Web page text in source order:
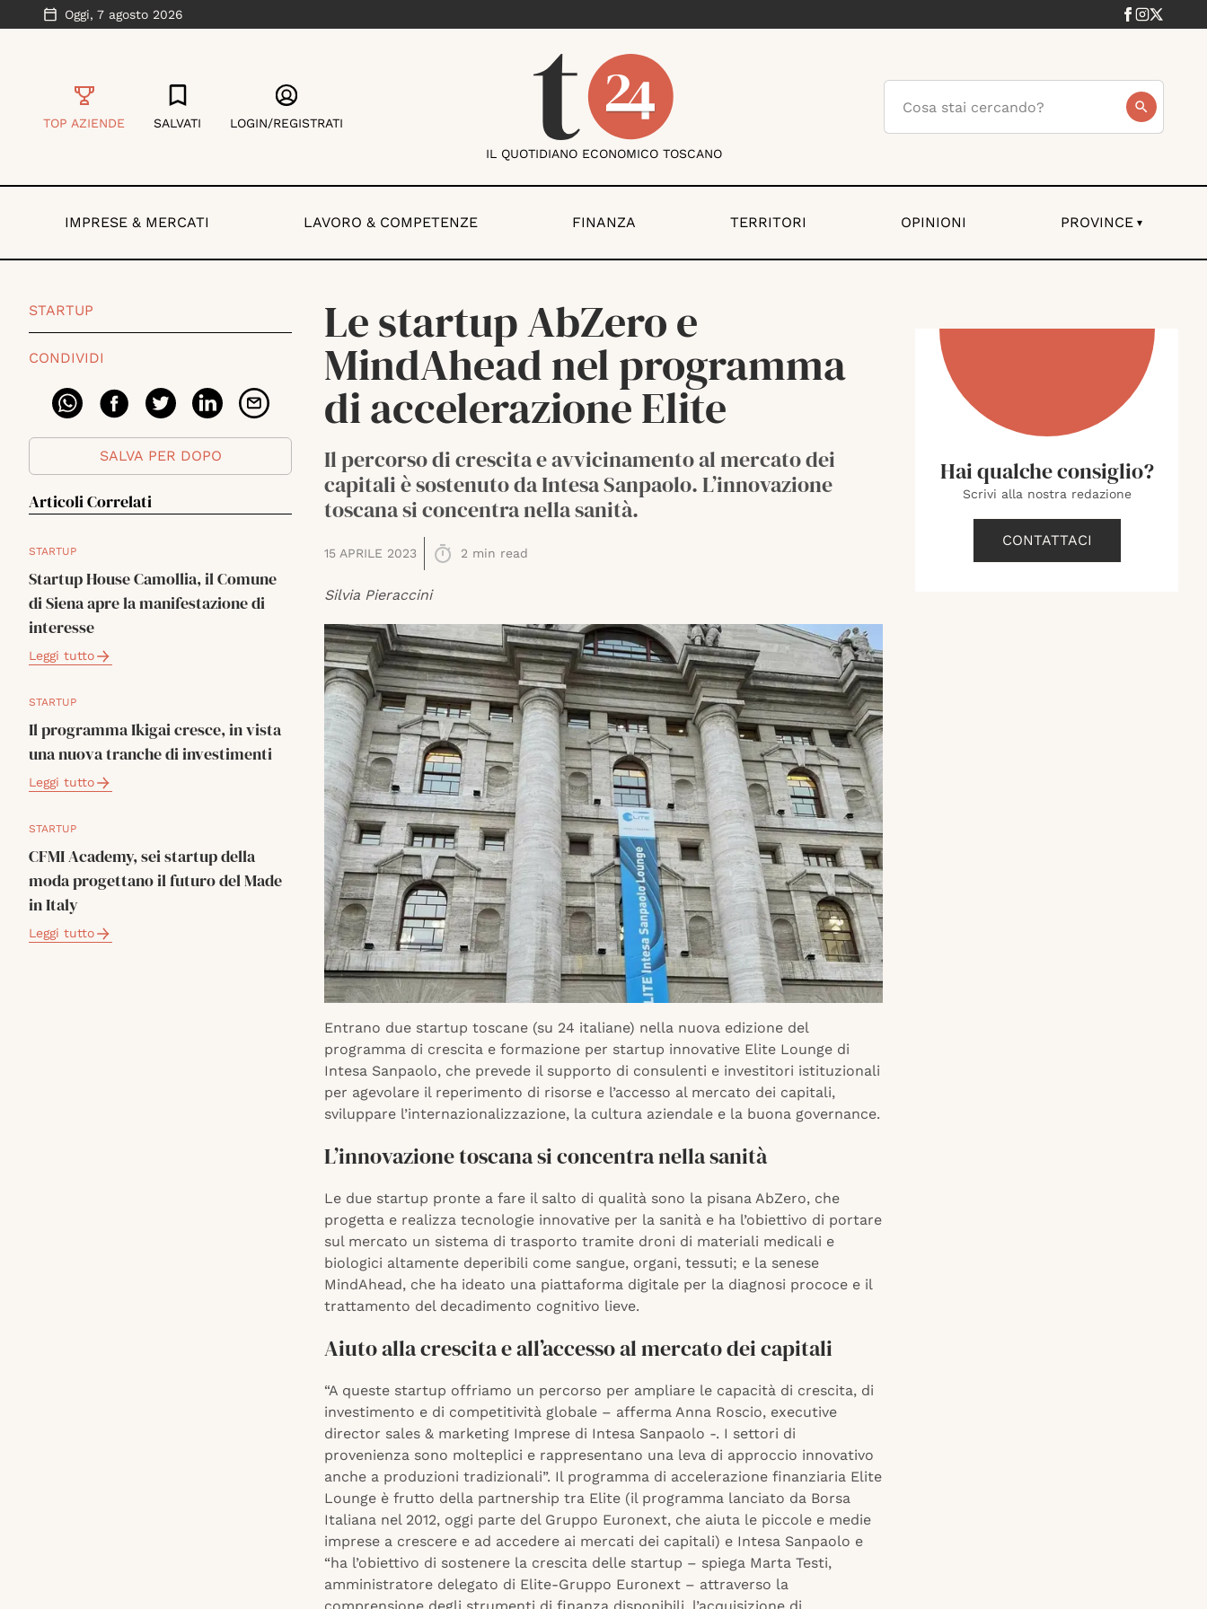
Oggi, 7 agosto 2026
TOP AZIENDE SALVATI LOGIN/REGISTRATI
IL QUOTIDIANO ECONOMICO TOSCANO
IMPRESE & MERCATI LAVORO & COMPETENZE FINANZA TERRITORI OPINIONI PROVINCE ▾
STARTUP
CONDIVIDI
SALVA PER DOPO
Articoli Correlati
STARTUP
Startup House Camollia, il Comune
di Siena apre la manifestazione di
interesse
Leggi tutto
STARTUP
Il programma Ikigai cresce, in vista
una nuova tranche di investimenti
Leggi tutto
STARTUP
CFMI Academy, sei startup della
moda progettano il futuro del Made
in Italy
Leggi tutto
Le startup AbZero e
MindAhead nel programma
di accelerazione Elite
Il percorso di crescita e avvicinamento al mercato dei
capitali è sostenuto da Intesa Sanpaolo. L’innovazione
toscana si concentra nella sanità.
15 APRILE 2023 2 min read
Silvia Pieraccini
Entrano due startup toscane (su 24 italiane) nella nuova edizione del
programma di crescita e formazione per startup innovative Elite Lounge di
Intesa Sanpaolo, che prevede il supporto di consulenti e investitori istituzionali
per agevolare il reperimento di risorse e l’accesso al mercato dei capitali,
sviluppare l’internazionalizzazione, la cultura aziendale e la buona governance.
L’innovazione toscana si concentra nella sanità
Le due startup pronte a fare il salto di qualità sono la pisana AbZero, che
progetta e realizza tecnologie innovative per la sanità e ha l’obiettivo di portare
sul mercato un sistema di trasporto tramite droni di materiali medicali e
biologici altamente deperibili come sangue, organi, tessuti; e la senese
MindAhead, che ha ideato una piattaforma digitale per la diagnosi prococe e il
trattamento del decadimento cognitivo lieve.
Aiuto alla crescita e all’accesso al mercato dei capitali
“A queste startup offriamo un percorso per ampliare le capacità di crescita, di
investimento e di competitività globale – afferma Anna Roscio, executive
director sales & marketing Imprese di Intesa Sanpaolo -. I settori di
provenienza sono molteplici e rappresentano una leva di approccio innovativo
anche a produzioni tradizionali”. Il programma di accelerazione finanziaria Elite
Lounge è frutto della partnership tra Elite (il programma lanciato da Borsa
Italiana nel 2012, oggi parte del Gruppo Euronext, che aiuta le piccole e medie
imprese a crescere e ad accedere ai mercati dei capitali) e Intesa Sanpaolo e
“ha l’obiettivo di sostenere la crescita delle startup – spiega Marta Testi,
amministratore delegato di Elite-Gruppo Euronext – attraverso la
Hai qualche consiglio?
Scrivi alla nostra redazione
CONTATTACI